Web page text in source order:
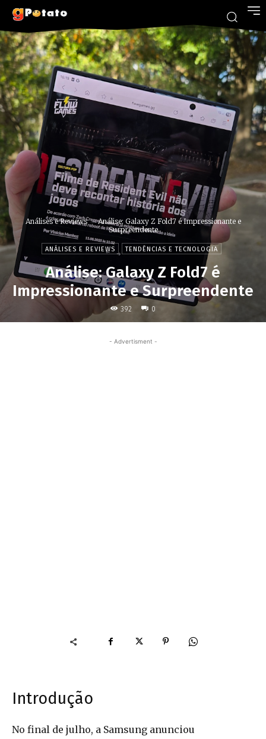
Análises e Reviews
Análise: Galaxy Z Fold7 é Impressionante e
Surpreendente
ANÁLISES E REVIEWS TENDÊNCIAS E TECNOLOGIA
Análise: Galaxy Z Fold7 é
Impressionante e Surpreendente
392 0
- Advertisment -
Introdução
No final de julho, a Samsung anunciou